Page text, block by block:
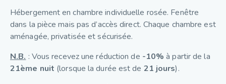
Hébergement en chambre individuelle rosée. Fenêtre
dans la pièce mais pas d’accès direct. Chaque chambre est
aménagée, privatisée et sécurisée.
N.B. : Vous recevez une réduction de -10% à partir de la
21ème nuit (lorsque la durée est de 21 jours).